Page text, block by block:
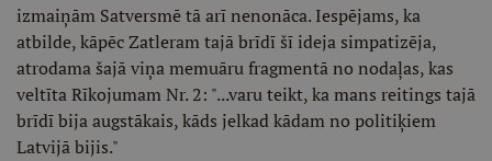
izmaiņām Satversmē tā arī nenonāca. Iespējams, ka
atbilde, kāpēc Zatleram tajā brīdī šī ideja simpatizēja,
atrodama šajā viņa memuāru fragmentā no nodaļas, kas
veltīta Rīkojumam Nr. 2: "...varu teikt, ka mans reitings tajā
brīdī bija augstākais, kāds jelkad kādam no politiķiem
Latvijā bijis."